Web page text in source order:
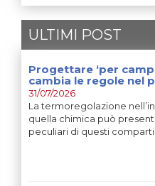
ULTIMI POST
Progettare ‘per
cambia le regole nel
31/07/2026
La termoregolazione
quella chimica può
peculiari di questi